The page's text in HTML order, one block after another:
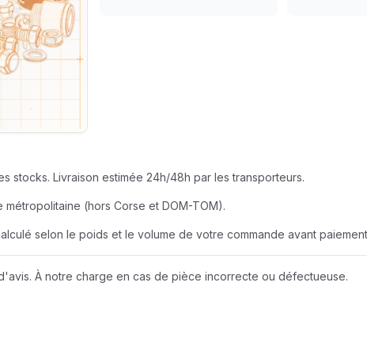
NEW HOLLAND
Wacker Neuson
stocks. Livraison estimée 24h/48h par les transporteurs.
(hors Corse et DOM-TOM).
selon le poids et le volume de votre commande avant
À notre charge en cas de pièce incorrecte ou défectueuse.